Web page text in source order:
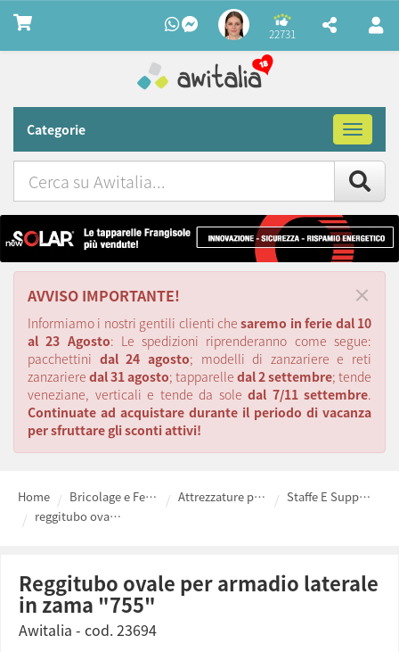
22731
Categorie
Toggle
Awitalia
×
AVVISO IMPORTANTE!
Informiamo i nostri gentili clienti chesaremo in ferie dal 10
al 23 Agosto: Le spedizioni riprenderanno come segue:
pacchettini dal 24 agosto; modelli di zanzariere e reti
zanzariere dal 31 agosto; tapparelle dal 2 settembre; tende
veneziane, verticali e tende da sole dal 7/11 settembre.
Continuate ad acquistare durante il periodo di vacanza
per sfruttare gli sconti attivi!
Home Bricolage e Ferramenta fai da te Attrezzature per Edilizia
Staffe E Supporti
reggitubo ovale per armadio laterale in zama "755"
reggitubo ovale per armadio laterale
in zama "755"
Awitalia - cod.23694